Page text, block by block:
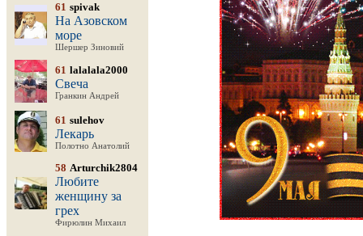
61 spivak
На Азовском
море
Шершер Зиновий
61 lalalala2000
Свеча
Гранкин Андрей
61 sulehov
Лекарь
Полотно Анатолий
58 Arturchik2804
Любите
женщину за
грех
Фирюлин Михаил